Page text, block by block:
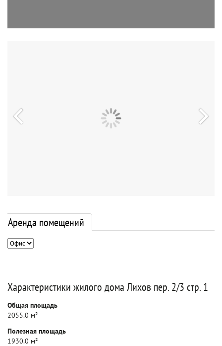
Аренда помещений
Характеристики жилого дома Лихов пер. 2/3 стр. 1
Общая площадь
2055.0 м²
Полезная площадь
1930.0 м²